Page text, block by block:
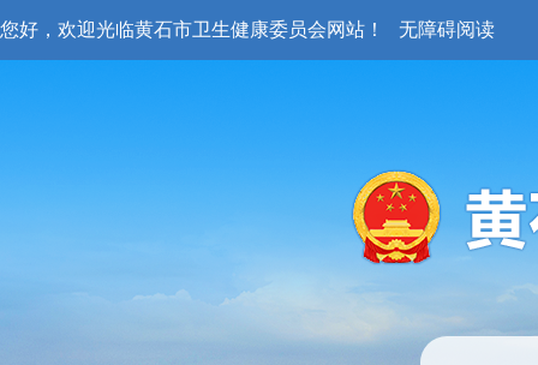
您好，欢迎光临黄石市卫生健康委员会网站！ 无障碍阅读